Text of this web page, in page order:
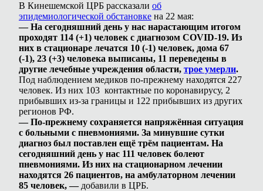
В Кинешемской ЦРБ рассказали об
эпидемиологической обстановке на 22 мая:
— На сегодняшний день у нас нарастающим итогом
проходят 114 (+1) человек с диагнозом COVID-19. Из
них в стационаре лечатся 10 (-1) человек, дома 67
(-1), 23 (+3) человека выписаны, 11 переведены в
другие лечебные учреждения области, трое умерли.
Под наблюдением медиков по-прежнему находятся 227
человек. Из них 103 контактные по коронавирусу, 2
прибывших из-за границы и 122 прибывших из других
регионов РФ.
— По-прежнему сохраняется напряжённая ситуация
с больными с пневмониями. За минувшие сутки
диагноз был поставлен ещё трём пациентам. На
сегодняшний день у нас 111 человек болеют
пневмониями. Из них на стационарном лечении
находятся 26 пациентов, на амбулаторном лечении
85 человек, —добавили в ЦРБ.